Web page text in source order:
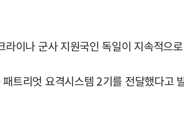
이나 군사 지원국인 독일이 지속적
트리엇 요격시스템 2기를 전달했다고